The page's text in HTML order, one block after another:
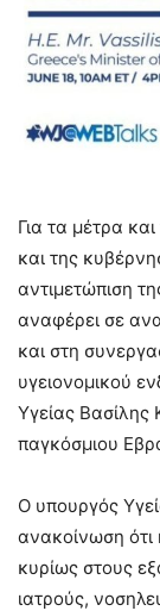
Για τα μέτρα
και της
αντιμετώπιση
αναφέρει σε
και στη
υγειονομικού
Υγείας Βασίλης
παγκόσμιου
Ο υπουργός
ανακοίνωση ότι
κυρίως στους
ιατρούς,